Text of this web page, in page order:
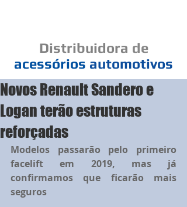
Distribuidora de
acessórios automotivos
Um elo de bons
Novos Renault Sandero e
Logan terão estruturas
reforçadas
Modelos passarão pelo primeiro
facelift em 2019, mas já
confirmamos que ficarão mais
seguros